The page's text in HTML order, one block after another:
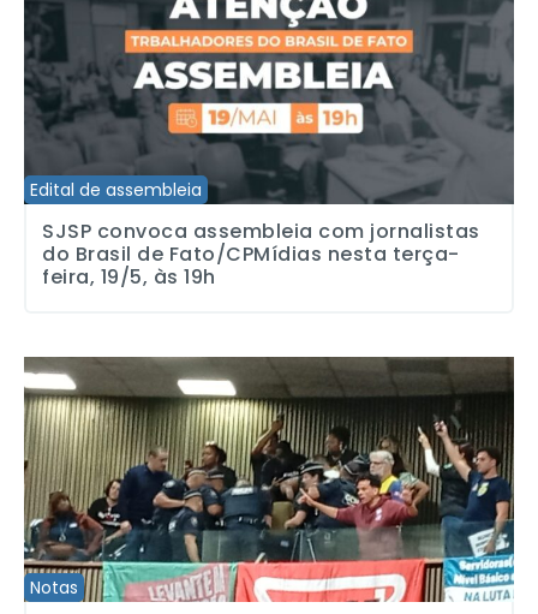
Edital de assembleia
SJSP convoca assembleia com jornalistas
do Brasil de Fato/CPMídias nesta terça-
feira, 19/5, às 19h
Notas
SJSP REPUDIA VIOLÊNCIA CONTRA SERVIDORAS E